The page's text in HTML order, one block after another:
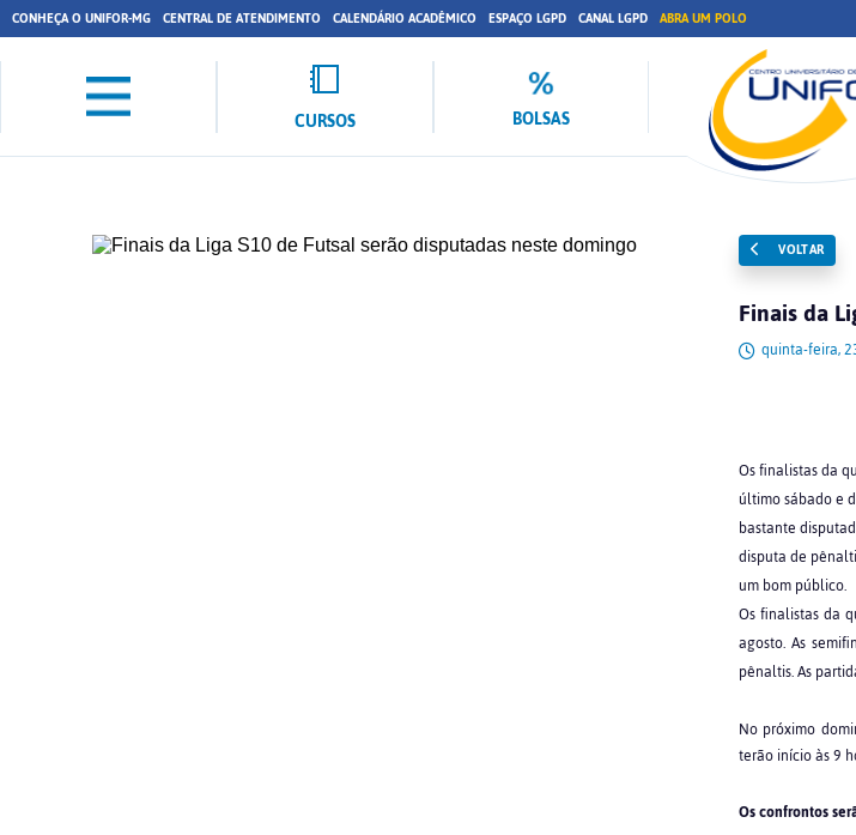
CONHEÇA O UNIFOR-MG CENTRAL DE ATENDIMENTO CALENDÁRIO ACADÊMICO ESPAÇO LGPD CANAL LGPD ABRA UM POLO
CURSOS BOLSAS
VOLTAR
Finais da
quinta-feira,
Os finalistas da
último sábado e
bastante
disputa de
um bom público.
Os finalistas da
agosto. As
pênaltis. As
No próximo
terão início às 9
Os confrontos